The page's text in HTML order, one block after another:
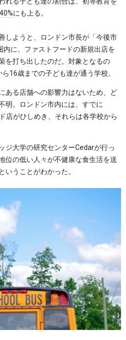
にも上る。
しようと、ロンドン市長が「今後市
に、ファストフードの新規出店を
を打ち出したのだ。対象となるの
16歳までの子ども達が通う学校。
ある店舗への影響力はないため、ど
明。ロンドン市内には、すでに
店がひしめき、それらは各学校から
ジ大学の研究センターCedarが行っ
位の低い人々が不健康な食生活を送
いうことがわかった。